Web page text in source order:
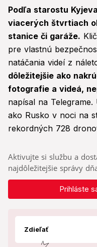
Podľa starostu
viacerých štvrtiach
stanice či garáže.
pre vlastnú
natáčania videí z
dôležitejšie ako
fotografie a videá,
napísal na
ako Rusko v noci na
rekordných 728
Aktivujte si službu a
najdôležitejšie správy
Prihláste
Zdieľať